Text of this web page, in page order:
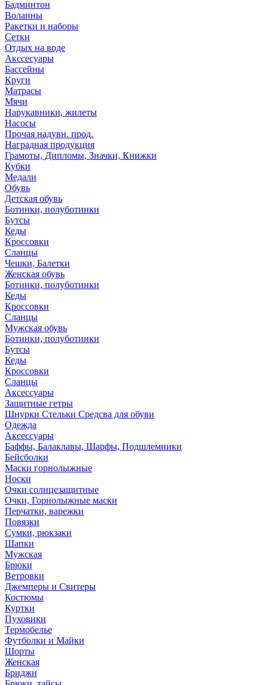
Бадминтон
Воланны
Ракетки и наборы
Сетки
Отдых на воде
Акссесуары
Бассейны
Круги
Матрасы
Мячи
Нарукавники, жилеты
Насосы
Прочая надувн. прод.
Наградная продукция
Грамоты, Дипломы, Значки, Книжки
Кубки
Медали
Обувь
Детская обувь
Ботинки, полуботинки
Бутсы
Кеды
Кроссовки
Сланцы
Чешки, Балетки
Женская обувь
Ботинки, полуботинки
Кеды
Кроссовки
Сланцы
Мужская обувь
Ботинки, полуботинки
Бутсы
Кеды
Кроссовки
Сланцы
Аксессуары
Защитные гетры
Шнурки Стельки Средсва для обуви
Одежда
Аксессуары
Баффы, Балаклавы, Шарфы, Подшлемники
Бейсболки
Маски горнолыжные
Носки
Очки солнцезащитные
Очки, Горнолыжные маски
Перчатки, варежки
Повязки
Сумки, рюкзаки
Шапки
Мужская
Брюки
Ветровки
Джемперы и Свитеры
Костюмы
Куртки
Пуховики
Термобелье
Футболки и Майки
Шорты
Женская
Бриджи